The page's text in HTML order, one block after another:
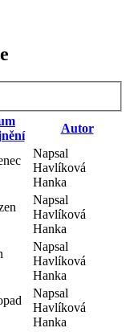
Autor
Napsal
Havlíková
Hanka
Napsal
Havlíková
Hanka
Napsal
Havlíková
Hanka
Napsal
Havlíková
Hanka